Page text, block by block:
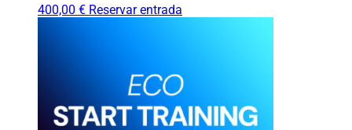
400,00 € Reservar entrada